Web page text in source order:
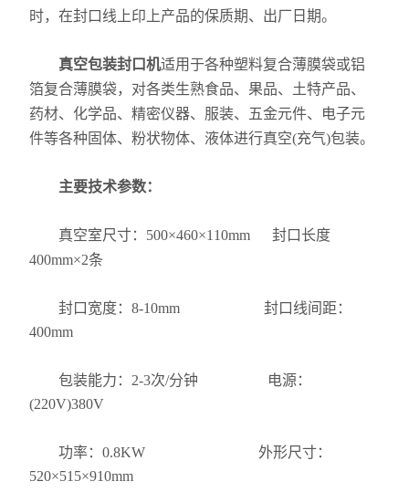
时，在封口线上印上产品的保质期、出厂日期。
真空包装封口机适用于各种塑料复合薄膜袋或铝
箔复合薄膜袋，对各类生熟食品、果品、土特产品、
药材、化学品、精密仪器、服装、五金元件、电子元
件等各种固体、粉状物体、液体进行真空(充气)包装。
主要技术参数：
真空室尺寸：500×460×110mm 封口长度
400mm×2条
封口宽度：8-10mm 封口线间距：
400mm
包装能力：2-3次/分钟 电源：
(220V)380V
功率：0.8KW 外形尺寸：
520×515×910mm